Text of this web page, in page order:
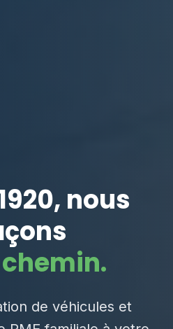
nous
de véhicules et